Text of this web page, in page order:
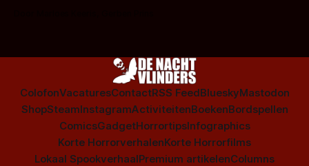
ColofonVacaturesContactRSS FeedBlueskyMastodon
ShopSteamInstagramActiviteitenBoekenBordspellen
ComicsGadgetHorrortipsInfographics
Korte HorrorverhalenKorte Horrorfilms
Lokaal SpookverhaalPremium artikelenColumns